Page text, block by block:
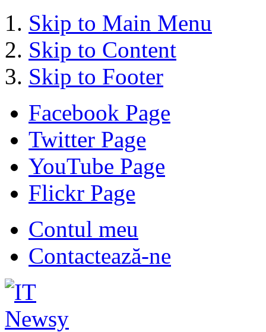
Skip to Main Menu
Skip to Content
Skip to Footer
Facebook Page
Twitter Page
YouTube Page
Flickr Page
Contul meu
Contactează-ne